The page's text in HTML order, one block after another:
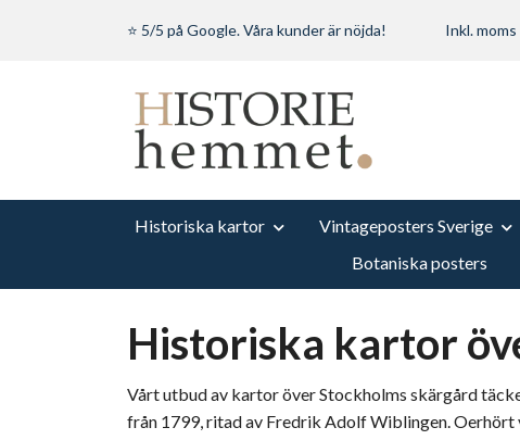
⭐ 5/5 på Google. Våra kunder är nöjda! Inkl. moms
Historiska kartor Vintageposters Sverige
Botaniska posters
Historiska kartor
Vårt utbud av kartor över Stockholms skärgård
från 1799, ritad av Fredrik Adolf Wiblingen.